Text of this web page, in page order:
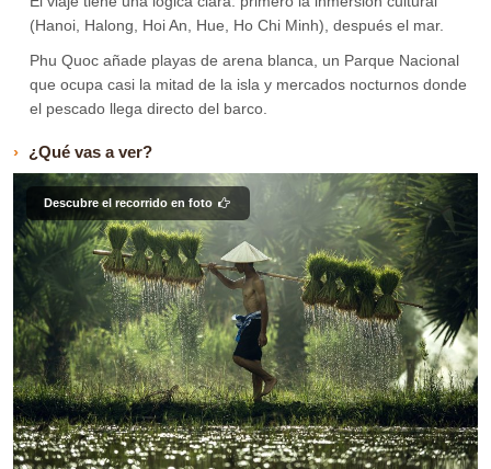
(Hanoi, Halong, Hoi An, Hue, Ho Chi Minh), después el mar.
Phu Quoc añade playas de arena blanca, un Parque Nacional
que ocupa casi la mitad de la isla y mercados nocturnos donde
el pescado llega directo del barco.
¿Qué vas a ver?
Descubre el recorrido en foto